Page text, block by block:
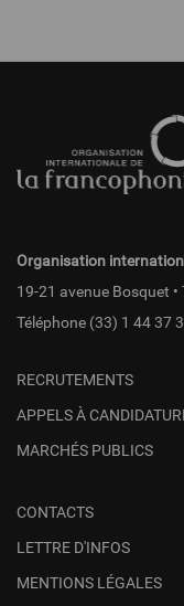
page
Organisation
19-21 avenue Bosquet
Téléphone (33) 1 44 37
RECRUTEMENTS
APPELS À
MARCHÉS PUBLICS
CONTACTS
LETTRE D'INFOS
MENTIONS LÉGALES